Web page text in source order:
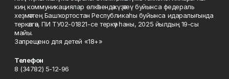
киң коммуникациялар өлкәһендә күҙәтеү буйынса федераль
хеҙмәттең Башҡортостан Республикаһы буйынса идаралығында
теркәлгән, ПИ ТУ02-01821-се теркәү һаны, 2025 йылдың 19-сы
майы.
Запрещено для детей «18+»
Телефон
8 (34782) 5-12-96